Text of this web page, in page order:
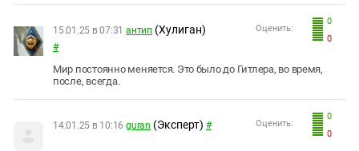
0
0
Оценить:
15.01.25 в 07:31 антип (Хулиган)
#
Мир постоянно меняется. Это было до Гитлера, во время,
после, всегда.
0
0
Оценить:
14.01.25 в 10:16 guran (Эксперт) #